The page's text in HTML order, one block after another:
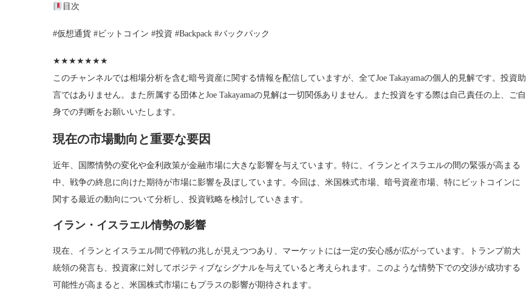
目次
#仮想通貨 #ビットコイン #投資 #Backpack #バックパック
★★★★★★★
このチャンネルでは相場分析を含む暗号資産に関する情報を配信していますが、全てJoe Takayamaの個人的見解です。投資助
言ではありません。また所属する団体とJoe Takayamaの見解は一切関係ありません。また投資をする際は自己責任の上、ご自
身での判断をお願いいたします。
現在の市場動向と重要な要因
近年、国際情勢の変化や金利政策が金融市場に大きな影響を与えています。特に、イランとイスラエルの間の緊張が高まる
中、戦争の終息に向けた期待が市場に影響を及ぼしています。今回は、米国株式市場、暗号資産市場、特にビットコインに
関する最近の動向について分析し、投資戦略を検討していきます。
イラン・イスラエル情勢の影響
現在、イランとイスラエル間で停戦の兆しが見えつつあり、マーケットには一定の安心感が広がっています。トランプ前大
統領の発言も、投資家に対してポジティブなシグナルを与えていると考えられます。このような情勢下での交渉が成功する
可能性が高まると、米国株式市場にもプラスの影響が期待されます。